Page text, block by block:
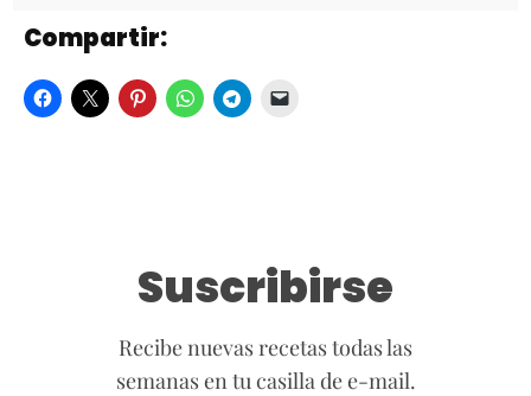
Compartir:
Suscribirse
Recibe nuevas recetas todas las
semanas en tu casilla de e-mail.